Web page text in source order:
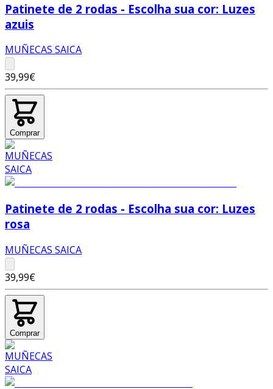
Patinete de 2 rodas - Escolha sua cor: Luzes
azuis
MUÑECAS SAICA
39,99€
Comprar
Patinete de 2 rodas - Escolha sua cor: Luzes
rosa
MUÑECAS SAICA
39,99€
Comprar